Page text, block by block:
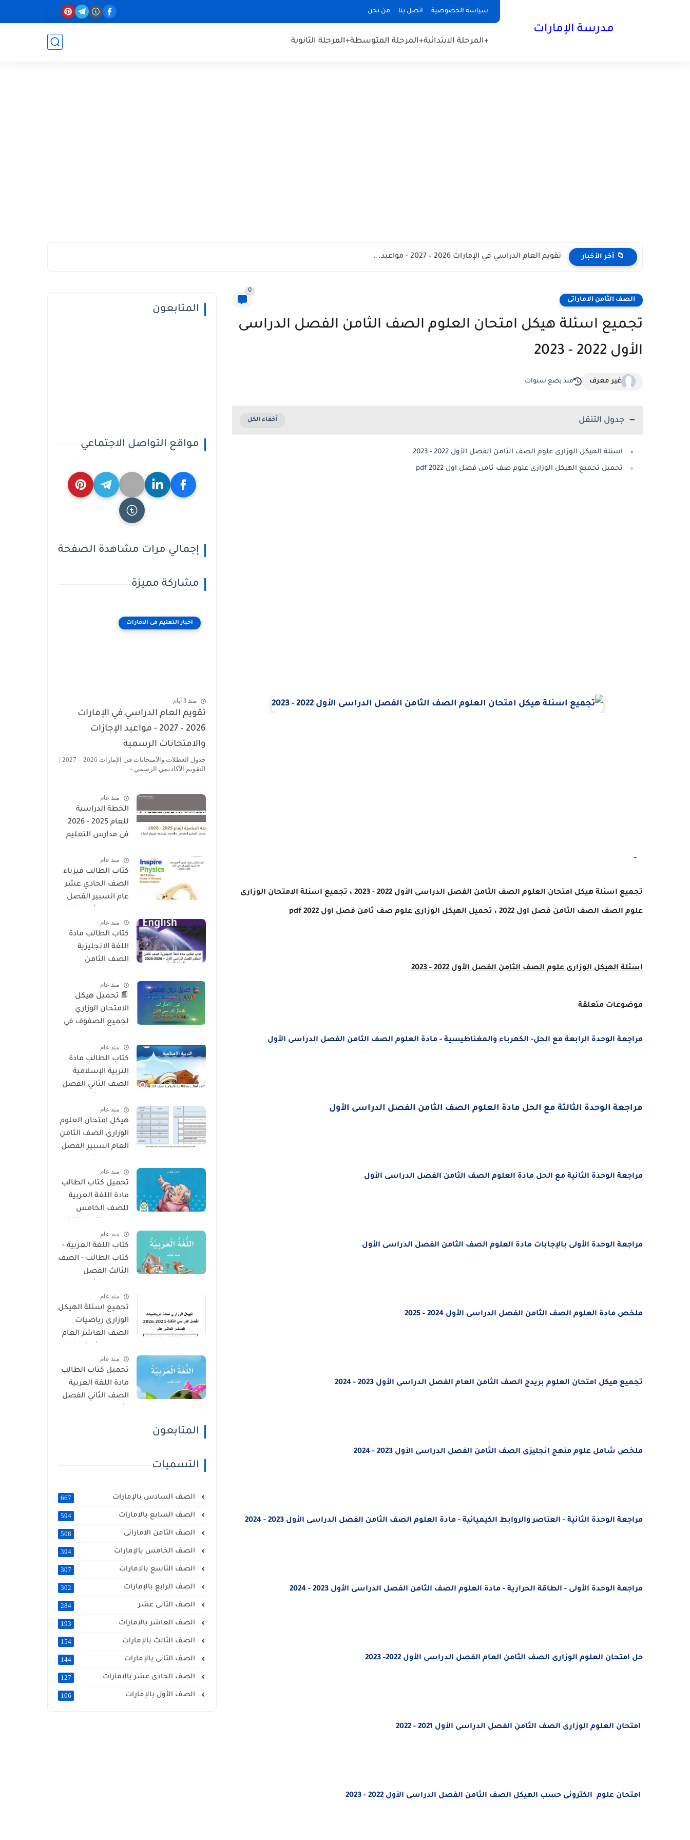
سياسة الخصوصية اتصل بنا من نحن
مدرسة الإمارات
+المرحلة الابتدائية+المرحلة المتوسطة+المرحلة الثانوية
📁 آخر الأخبار تقويم العام الدراسي في الإمارات 2026 – 2027 - مواعيد...
الصف الثامن الاماراتى
0
تجميع اسئلة هيكل امتحان العلوم الصف الثامن الفصل الدراسى
الأول 2022 - 2023
غير معرف منذ بضع سنوات
جدول التنقل
اسئلة الهيكل الوزارى علوم الصف الثامن الفصل الأول 2022 - 2023
تحميل تجميع الهيكل الوزارى علوم صف ثامن فصل اول 2022 pdf
-
تجميع اسئلة هيكل امتحان العلوم الصف الثامن الفصل الدراسى الأول 2022 - 2023 ، تجميع اسئلة الامتحان الوزارى
علوم الصف الصف الثامن فصل اول 2022 ، تحميل الهيكل الوزارى علوم صف ثامن فصل اول 2022 pdf
اسئلة الهيكل الوزارى علوم الصف الثامنالفصل الأول 2022 - 2023
موضوعات متعلقة
مراجعة الوحدة الرابعة مع الحل- الكهرباء والمغناطيسية - مادة العلوم الصف الثامن الفصل الدراسى الأول
مراجعة الوحدة الثالثة مع الحل مادة العلوم الصف الثامن الفصل الدراسى الأول
مراجعة الوحدة الثانية مع الحل مادة العلوم الصف الثامن الفصل الدراسى الأول
مراجعة الوحدة الأولى بالإجابات مادة العلوم الصف الثامن الفصل الدراسى الأول
ملخص مادة العلوم الصف الثامن الفصل الدراسى الأول 2024 - 2025
تجميع هيكل امتحان العلوم بريدج الصف الثامن العام الفصل الدراسى الأول 2023 - 2024
ملخص شامل علوم منهج انجليزى الصف الثامن الفصل الدراسى الأول 2023 - 2024
مراجعة الوحدة الثانية - العناصر والروابط الكيميائية - مادة العلوم الصف الثامن الفصل الدراسى الأول 2023 - 2024
مراجعة الوحدة الأولى - الطاقة الحرارية - مادة العلوم الصف الثامن الفصل الدراسى الأول 2023 - 2024
حل امتحان العلوم الوزارى الصف الثامن العام الفصل الدراسى الأول 2022- 2023
امتحان العلوم الوزارى الصف الثامن الفصل الدراسى الأول 2021 - 2022
امتحان علوم الكترونى حسب الهيكل الصف الثامن الفصل الدراسى الأول 2022 - 2023
المتابعون
مواقع التواصل الاجتماعي
إجمالي مرات مشاهدة الصفحة
مشاركة مميزة
اخبار التعليم فى الامارات
منذ 3 أيام
تقويم العام الدراسي في الإمارات
2026 – 2027 - مواعيد الإجازات
والامتحانات الرسمية
جدول العطلات والامتحانات في الإمارات 2026 – 2027 |
التقويم الأكاديمي الرسمي -
منذ عام
الخطة الدراسية
للعام 2025 - 2026
فى مدارس التعليم
المطبقة لمنهاج
الوزارة فى الامارات
منذ عام
كتاب الطالب فيزياء
الصف الحادي عشر
عام انسبير الفصل
2026منذ عام
كتاب الطالب مادة
اللغة الإنجليزية
الصف الثامن
2026 – المنهج
الإماراتي
منذ عام
📘 تحميل هيكل
الامتحان الوزاري
لجميع الصفوف في
2026 PDF
منذ عام
كتاب الطالب مادة
التربية الإسلامية
الصف الثاني الفصل
2026 منهج الاماراتمنذ عام
هيكل امتحان العلوم
الوزارى الصف الثامن
العام انسبير الفصل
2026منذ عام
تحميل كتاب الطالب
مادة اللغة العربية
للصف الخامس
2026 منهج الإماراتمنذ عام
كتاب اللغة العربية -
كتاب الطالب - الصف
الثالث الفصل
2026 منهج الإماراتمنذ عام
تجميع اسئلة الهيكل
الوزارى رياضيات
الصف العاشر العام
منذ عام
تحميل كتاب الطالب
مادة اللغة العربية
الصف الثاني الفصل
المتابعون
التسميات
الصف السادس بالإمارات 667
الصف السابع بالامارات 594
الصف الثامن الاماراتى 508
الصف الخامس بالإمارات 394
الصف التاسع بالامارات 307
الصف الرابع بالإمارات 302
الصف الثانى عشر 284
الصف العاشر بالامارات 193
الصف الثالث بالإمارات 154
الصف الثانى بالإمارات 144
الصف الحادى عشر بالامارات 127
الصف الأول بالإمارات 106